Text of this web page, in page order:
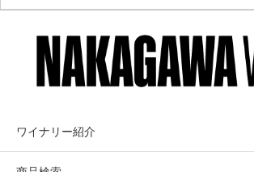
ワイナリー紹介